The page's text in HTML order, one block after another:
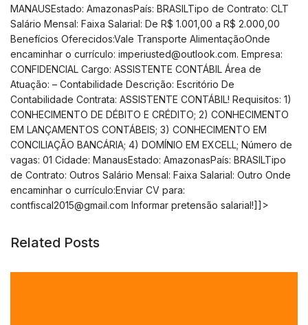
MANAUSEstado: AmazonasPaís: BRASILTipo de Contrato: CLT
Salário Mensal: Faixa Salarial: De R$ 1.001,00 a R$ 2.000,00
Benefícios Oferecidos:Vale Transporte AlimentaçãoOnde
encaminhar o currículo: imperiusted@outlook.com. Empresa:
CONFIDENCIAL Cargo: ASSISTENTE CONTÁBIL Área de
Atuação: – Contabilidade Descrição: Escritório De
Contabilidade Contrata: ASSISTENTE CONTÁBIL! Requisitos: 1)
CONHECIMENTO DE DÉBITO E CRÉDITO; 2) CONHECIMENTO
EM LANÇAMENTOS CONTÁBEIS; 3) CONHECIMENTO EM
CONCILIAÇÃO BANCÁRIA; 4) DOMÍNIO EM EXCELL; Número de
vagas: 01 Cidade: ManausEstado: AmazonasPaís: BRASILTipo
de Contrato: Outros Salário Mensal: Faixa Salarial: Outro Onde
encaminhar o currículo:Enviar CV para:
contfiscal2015@gmail.com Informar pretensão salarial!]]>
Related Posts